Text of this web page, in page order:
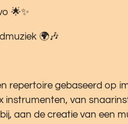
🌟✨
🌍🎶
repertoire gebaseerd op
instrumenten, van
aan de creatie van een